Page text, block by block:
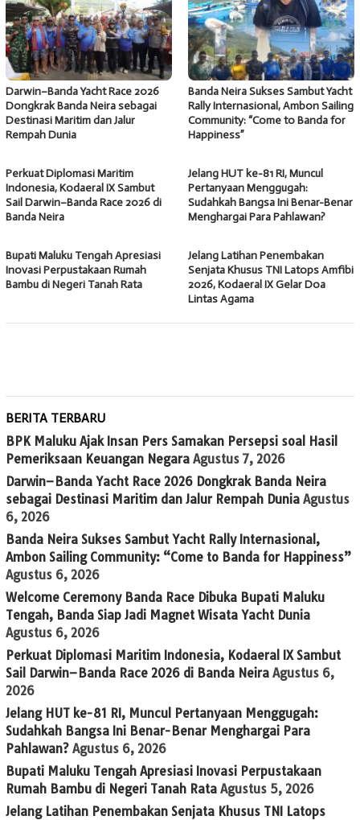
Darwin–Banda Yacht Race 2026
Dongkrak Banda Neira sebagai
Destinasi Maritim dan Jalur
Rempah Dunia
Banda Neira Sukses Sambut Yacht
Rally Internasional, Ambon Sailing
Community: “Come to Banda for
Happiness”
Perkuat Diplomasi Maritim
Indonesia, Kodaeral IX Sambut
Sail Darwin–Banda Race 2026 di
Banda Neira
Jelang HUT ke-81 RI, Muncul
Pertanyaan Menggugah:
Sudahkah Bangsa Ini Benar-Benar
Menghargai Para Pahlawan?
Bupati Maluku Tengah Apresiasi
Inovasi Perpustakaan Rumah
Bambu di Negeri Tanah Rata
Jelang Latihan Penembakan
Senjata Khusus TNI Latops Amfibi
2026, Kodaeral IX Gelar Doa
Lintas Agama
BERITA TERBARU
BPK Maluku Ajak Insan Pers Samakan Persepsi soal Hasil
Pemeriksaan Keuangan Negara Agustus 7, 2026
Darwin–Banda Yacht Race 2026 Dongkrak Banda Neira
sebagai Destinasi Maritim dan Jalur Rempah Dunia Agustus
6, 2026
Banda Neira Sukses Sambut Yacht Rally Internasional,
Ambon Sailing Community: “Come to Banda for Happiness”
Agustus 6, 2026
Welcome Ceremony Banda Race Dibuka Bupati Maluku
Tengah, Banda Siap Jadi Magnet Wisata Yacht Dunia
Agustus 6, 2026
Perkuat Diplomasi Maritim Indonesia, Kodaeral IX Sambut
Sail Darwin–Banda Race 2026 di Banda Neira Agustus 6,
2026
Jelang HUT ke-81 RI, Muncul Pertanyaan Menggugah:
Sudahkah Bangsa Ini Benar-Benar Menghargai Para
Pahlawan? Agustus 6, 2026
Bupati Maluku Tengah Apresiasi Inovasi Perpustakaan
Rumah Bambu di Negeri Tanah Rata Agustus 5, 2026
Jelang Latihan Penembakan Senjata Khusus TNI Latops